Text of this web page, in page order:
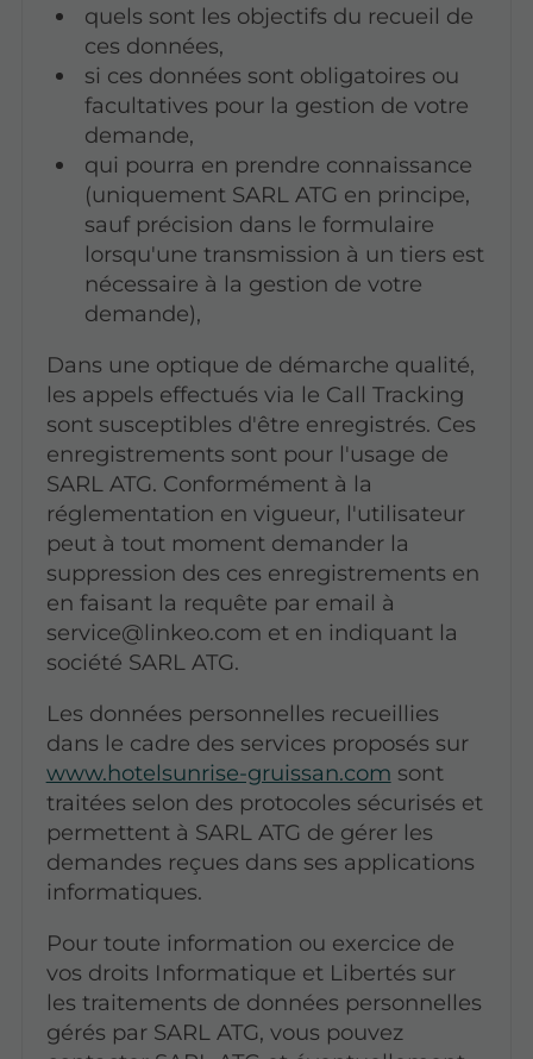
quels sont les objectifs du recueil de
ces données,
si ces données sont obligatoires ou
facultatives pour la gestion de votre
demande,
qui pourra en prendre connaissance
(uniquement SARL ATG en principe,
sauf précision dans le formulaire
lorsqu'une transmission à un tiers est
nécessaire à la gestion de votre
demande),
Dans une optique de démarche qualité,
les appels effectués via le Call Tracking
sont susceptibles d'être enregistrés. Ces
enregistrements sont pour l'usage de
SARL ATG. Conformément à la
réglementation en vigueur, l'utilisateur
peut à tout moment demander la
suppression des ces enregistrements en
en faisant la requête par email à
service@linkeo.com et en indiquant la
société SARL ATG.
Les données personnelles recueillies
dans le cadre des services proposés sur
www.hotelsunrise-gruissan.com sont
traitées selon des protocoles sécurisés et
permettent à SARL ATG de gérer les
demandes reçues dans ses applications
informatiques.
Pour toute information ou exercice de
vos droits Informatique et Libertés sur
les traitements de données personnelles
gérés par SARL ATG, vous pouvez